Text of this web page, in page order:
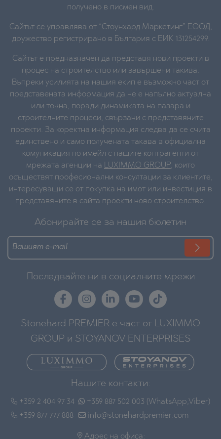
получено в писмен вид.
Сайтът се управлява от “Стоунхард Маркетинг” ЕООД,
дружество регистрирано в България с ЕИК 131254299.
Сайтът е предназначен да представя нови проекти в
процес на строителство или завършени такива.
Въпреки усилията на нашия екип е възможно част от
представената информация да не е напълно актуална
или точна, поради динамиката на пазара и
строителните процеси, свързани с представяните
проекти. За коректна информация следва да се счита
единствено и само получената такава в официална
комуникация по имейл с нашите контрагенти от
мрежата агенции на LUXIMMO GROUP, които
осъществят професионални консултации за клиентите,
интересуващи се от покупка на имот или инвестиция в
представяните в сайта проекти ново строителство.
Абонирайте се за нашия бюлетин
Последвайте ни в социалните мрежи
Stonehard PREMIER е част от LUXIMMO
GROUP и STOYANOV ENTERPRISES
Нашите контакти:
+359 2 404 97 34
+359 877 777 888
+359 887 502 003 (WhatsApp,Viber)
info@stonehardpremier.com
Адрес на офиса: